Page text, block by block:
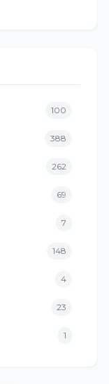
100
388
262
69
7
148
4
23
1